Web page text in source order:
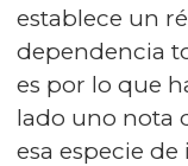
establece un
dependencia
es por lo que
lado uno nota
esa especie